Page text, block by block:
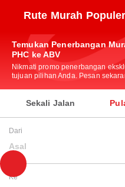
Rute Murah Populer
Temukan Penerbangan
PHC ke ABV
Nikmati promo penerbangan
tujuan pilihan Anda. Pesan
Sekali Jalan
Dari
Asal
Ke